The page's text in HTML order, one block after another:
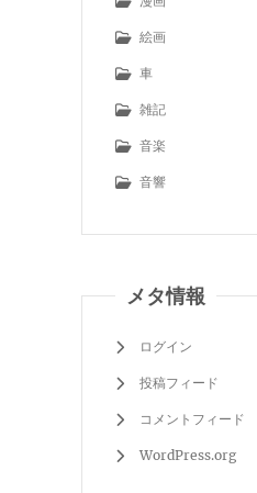
絵画
車
雑記
音楽
音響
メタ情報
ログイン
投稿フィード
コメントフィード
WordPress.org